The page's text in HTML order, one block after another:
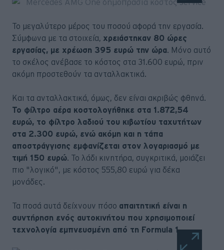
Το μεγαλύτερο μέρος του ποσού αφορά την εργασία.
Σύμφωνα με τα στοιχεία, χρειάστηκαν 80 ώρες
εργασίας, με χρέωση 395 ευρώ την ώρα. Μόνο αυτό
το σκέλος ανέβασε το κόστος στα 31.600 ευρώ, πριν
ακόμη προστεθούν τα ανταλλακτικά.
Και τα ανταλλακτικά, όμως, δεν είναι ακριβώς φθηνά.
Το φίλτρο αέρα κοστολογήθηκε στα 1.872,54
ευρώ, το φίλτρο λαδιού του κιβωτίου ταχυτήτων
στα 2.300 ευρώ, ενώ ακόμη και η τάπα
αποστράγγισης εμφανίζεται στον λογαριασμό με
τιμή 150 ευρώ. Το λάδι κινητήρα, συγκριτικά, μοιάζει
πιο "λογικό", με κόστος 555,80 ευρώ για δέκα
μονάδες.
Τα ποσά αυτά δείχνουν πόσο απαιτητική είναι η
συντήρηση ενός αυτοκινήτου που χρησιμοποιεί
τεχνολογία εμπνευσμένη από τη Formula 1.